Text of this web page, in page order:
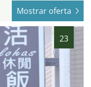
Mostrar oferta
23